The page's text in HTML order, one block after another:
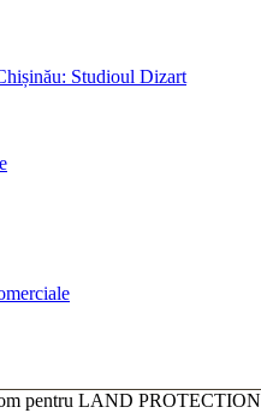
Studioul Dizart
pentru LAND PROTECTION